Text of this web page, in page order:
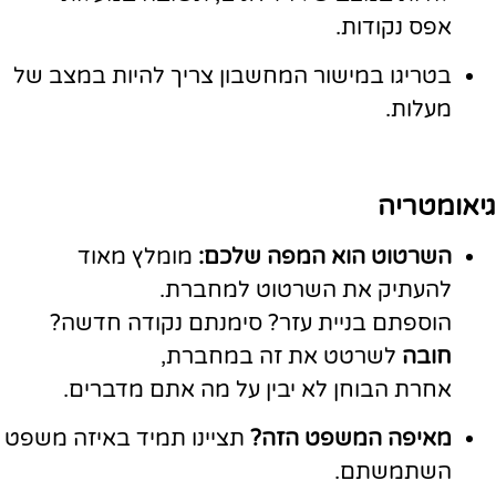
אפס נקודות.
בטריגו במישור המחשבון צריך להיות במצב של
מעלות.
גיאומטריה
השרטוט הוא המפה שלכם: מומלץ מאוד
להעתיק את השרטוט למחברת.
הוספתם בניית עזר? סימנתם נקודה חדשה?
חובה לשרטט את זה במחברת,
אחרת הבוחן לא יבין על מה אתם מדברים.
מאיפה המשפט הזה? תציינו תמיד באיזה משפט
השתמשתם.